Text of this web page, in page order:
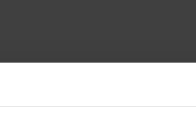
y monovolúmenes de una gran